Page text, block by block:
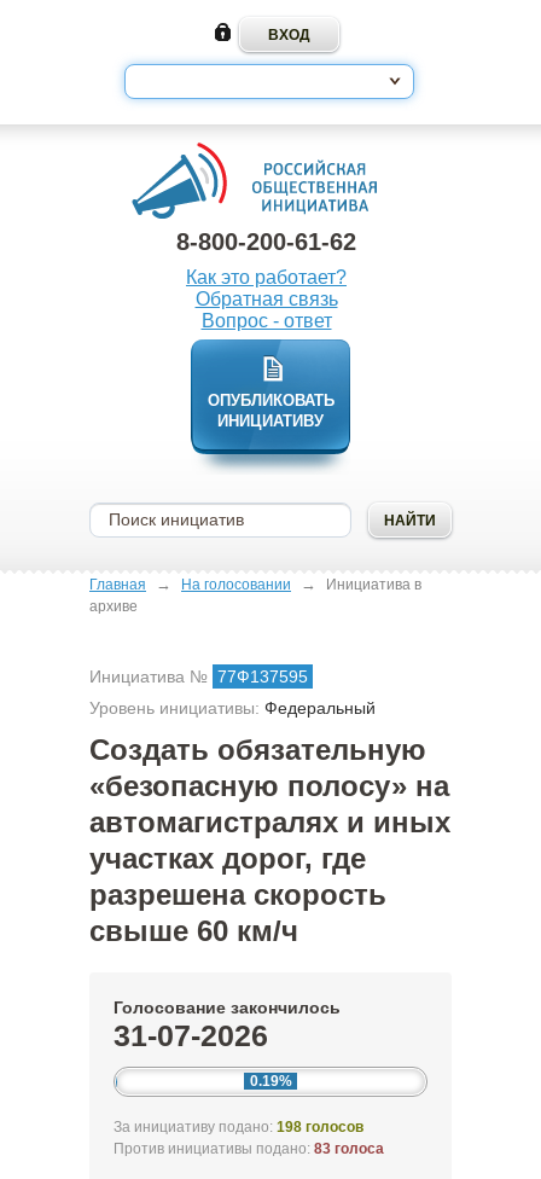
8-800-200-61-62
Как это работает?
Обратная связь
Вопрос - ответ
ОПУБЛИКОВАТЬ
ИНИЦИАТИВУ
Главная → На голосовании →
Инициатива в
архиве
Инициатива № 77Ф137595
Уровень инициативы: Федеральный
Создать обязательную
«безопасную полосу» на
автомагистралях и иных
участках дорог, где
разрешена скорость
свыше 60 км/ч
Голосование закончилось
31-07-2026
0.19%
За инициативу подано: 198 голосов
Против инициативы подано: 83 голоса